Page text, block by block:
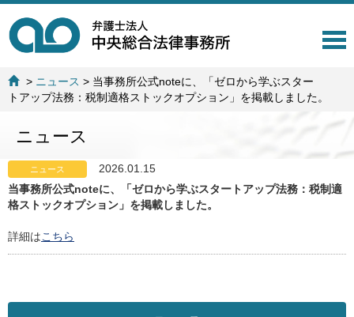
T
g
> ニュース > 当事務所公式noteに、「ゼロから学ぶスター
トアップ法務：税制適格ストックオプション」を掲載しました。
ニュース
ニュース
2026.01.15
当事務所公式noteに、「ゼロから学ぶスタートアップ法務：税制適
格ストックオプション」を掲載しました。
詳細はこちら